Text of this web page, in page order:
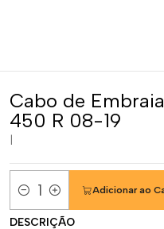
Cabo de
450 R 08-19
Quantidade
Adicionar ao
DESCRIÇÃO